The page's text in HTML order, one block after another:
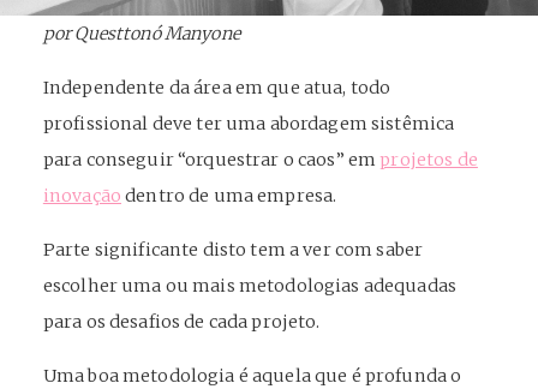
por Questtonó Manyone
Independente da área em que atua, todo
profissional deve ter uma abordagem sistêmica
para conseguir “orquestrar o caos” emprojetos de
inovação dentro de uma empresa.
Parte significante disto tem a ver com saber
escolher uma ou mais metodologias adequadas
para os desafios de cada projeto.
Uma boa metodologia é aquela que é profunda o